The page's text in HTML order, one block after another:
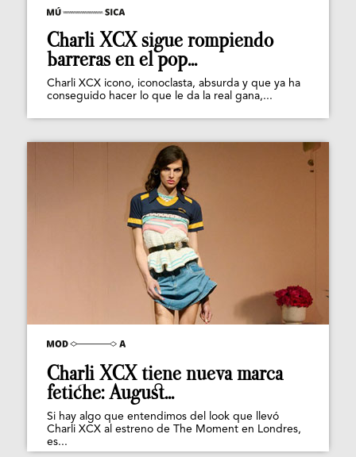
Charli XCX sigue rompiendo
barreras en el pop...
Charli XCX icono, iconoclasta, absurda y que ya ha
conseguido hacer lo que le da la real gana,...
Charli XCX tiene nueva marca
fetiche: August...
Si hay algo que entendimos del look que llevó
Charli XCX al estreno de The Moment en Londres,
es...